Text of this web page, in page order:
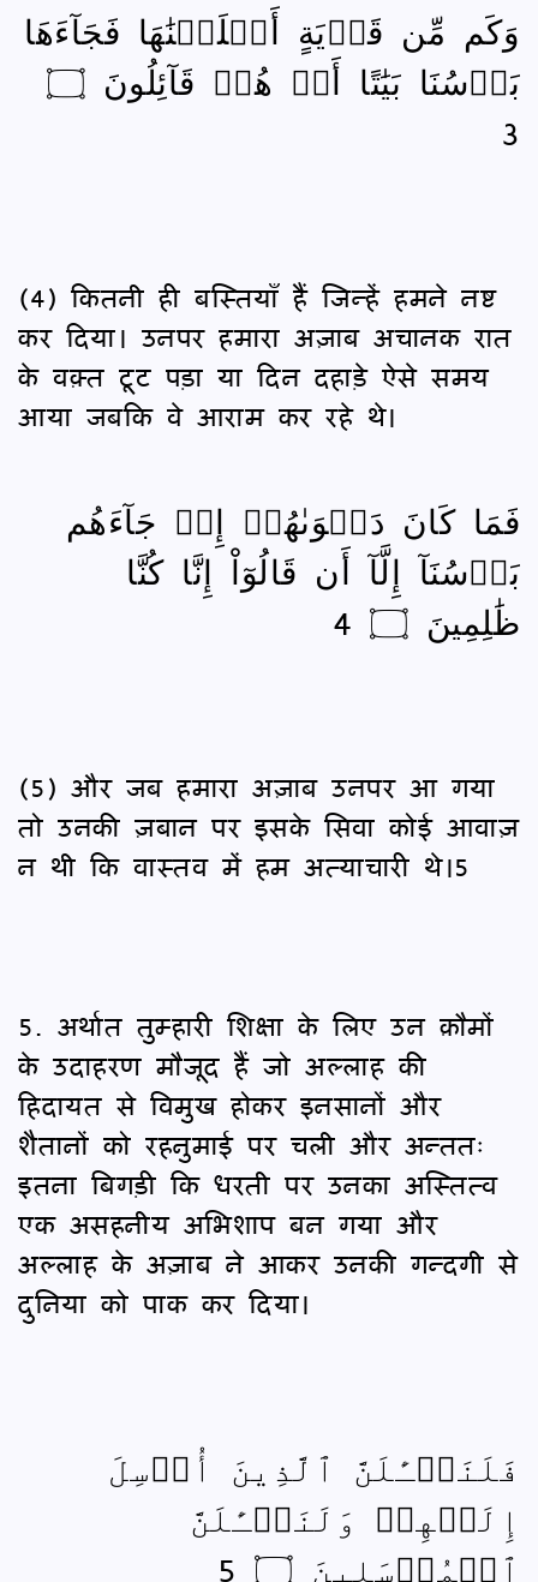
وَكَم مِّن قَرۡيَةٍ أَهۡلَكۡنَٰهَا فَجَآءَهَا
بَأۡسُنَا بَيَٰتًا أَوۡ هُمۡ قَآئِلُونَ ۝
3
(4) कितनी ही बस्तियाँ हैं जिन्हें हमने नष्ट
कर दिया। उनपर हमारा अज़ाब अचानक रात
के वक़्त टूट पड़ा या दिन दहाड़े ऐसे समय
आया जबकि वे आराम कर रहे थे।
فَمَا كَانَ دَعۡوَىٰهُمۡ إِذۡ جَآءَهُم
بَأۡسُنَآ إِلَّآ أَن قَالُوٓاْ إِنَّا كُنَّا
ظَٰلِمِينَ ۝ 4
(5) और जब हमारा अज़ाब उनपर आ गया
तो उनकी ज़बान पर इसके सिवा कोई आवाज़
न थी कि वास्तव में हम अत्याचारी थे।5
5. अर्थात तुम्हारी शिक्षा के लिए उन क़ौमों
के उदाहरण मौजूद हैं जो अल्लाह की
हिदायत से विमुख होकर इनसानों और
शैतानों को रहनुमाई पर चली और अन्ततः
इतना बिगड़ी कि धरती पर उनका अस्तित्व
एक असहनीय अभिशाप बन गया और
अल्लाह के अज़ाब ने आकर उनकी गन्दगी से
दुनिया को पाक कर दिया।
فَلَنَسۡـَٔلَنَّ ٱلَّذِينَ أُرۡسِلَ
إِلَيۡهِمۡ وَلَنَسۡـَٔلَنَّ
ٱلۡمُرۡسَلِينَ ۝ 5